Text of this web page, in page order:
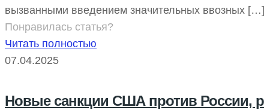
вызванными введением значительных ввозных […]
Понравилась статья?
Читать полностью
07.04.2025
Новые санкции США против России,